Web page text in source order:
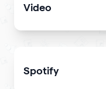
Video
Spotify